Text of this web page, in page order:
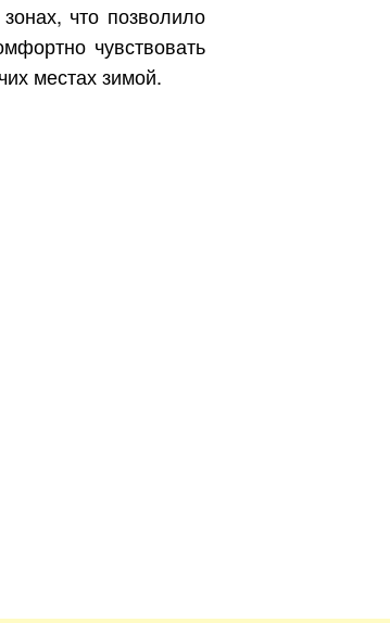
что позволило
чувствовать
местах зимой.